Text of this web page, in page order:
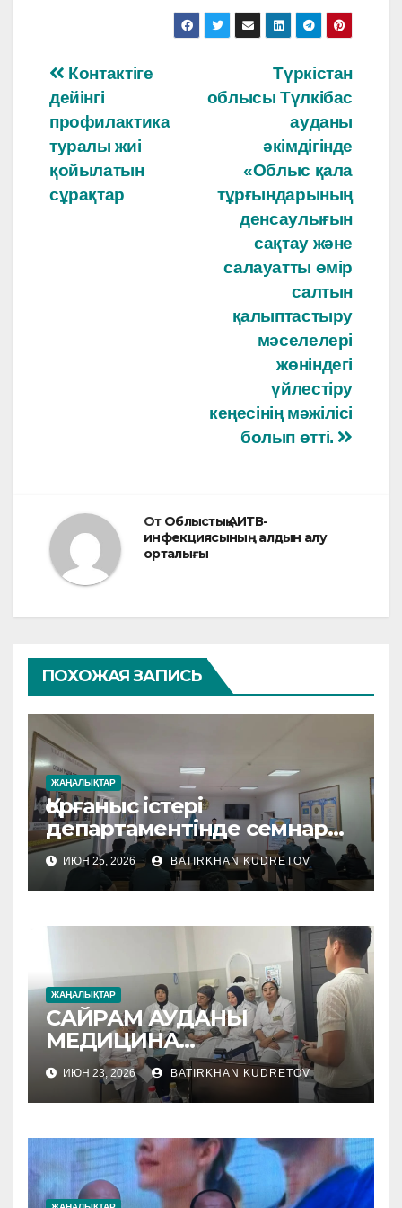
e
b
o
o
k
at
p
Навигация
по
записям
Түркістан
облысы Түлкібас
ауданы
әкімдігінде
«Облыс қала
тұрғындарының
денсаулығын
сақтау және
салауатты өмір
салтын
қалыптастыру
мәселелері
жөніндегі
үйлестіру
кеңесінің мәжілісі
болып өтті.
Контактіге
дейінгі
профилактика
туралы жиі
қойылатын
сұрақтар
От Облыстық АИТВ-
инфекциясының алдын алу
орталығы
ПОХОЖАЯ ЗАПИСЬ
ЖАҢАЛЫҚТАР
Қорғаныс істері
департаментінде семнар
өтті
ИЮН 25, 2026 BATIRKHAN KUDRETOV
ЖАҢАЛЫҚТАР
САЙРАМ АУДАНЫ
МЕДИЦИНА
МЕКЕМЕЛЕРІНЕ
ӘДІСТЕМЕЛІК КӨМЕК
КӨРСЕТІЛУДЕ
ИЮН 23, 2026 BATIRKHAN KUDRETOV